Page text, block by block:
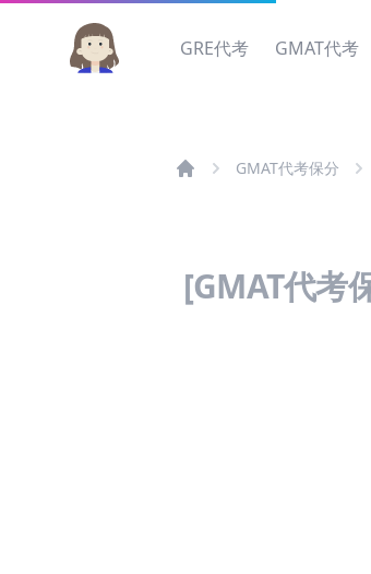
GRE代考 GMAT代考
GMAT代考保分
[GMAT代考